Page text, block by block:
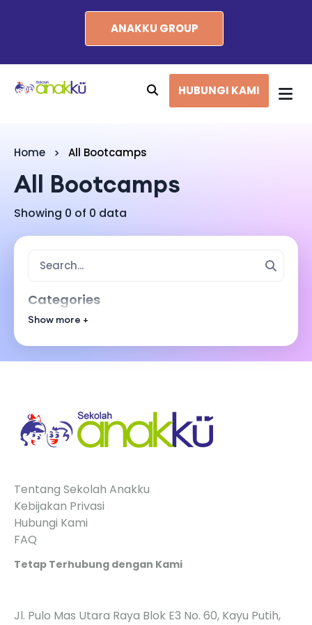
ANAKKU GROUP
HUBUNGI KAMI
Home All Bootcamps
All Bootcamps
Showing 0 of 0 data
Categories
Show more
Show more +
Tentang Sekolah Anakku
Kebijakan Privasi
Hubungi Kami
FAQ
Tetap Terhubung dengan Kami
Jl. Pulo Mas Utara Raya Blok E3 No. 60, Kayu Putih,